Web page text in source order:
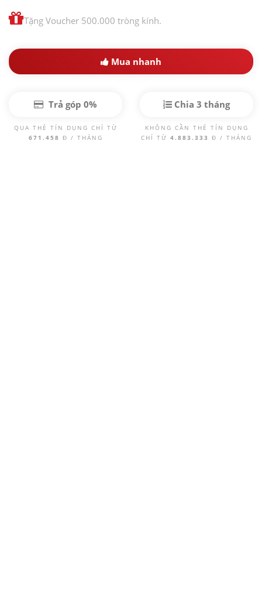
Tặng Voucher 500.000 tròng kính.
Mua nhanh
Trả góp 0%
QUA THẺ TÍN DỤNG CHỈ TỪ
671.458 Đ / THÁNG
Chia 3 tháng
KHÔNG CẦN THẺ TÍN DỤNG
CHỈ TỪ 4.883.333 Đ / THÁNG